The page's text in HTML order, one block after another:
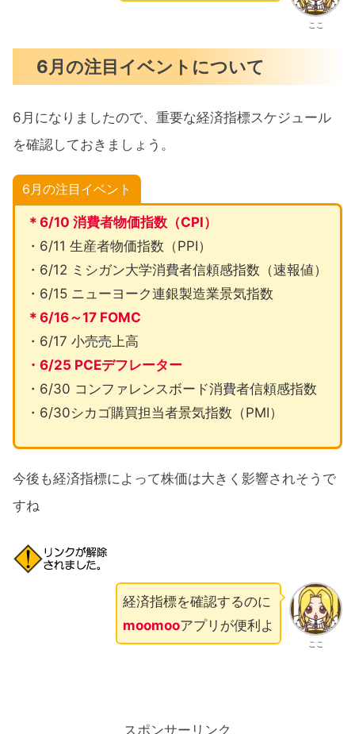
ここ
6月の注目イベントについて
6月になりましたので、重要な経済指標スケジュール
を確認しておきましょう。
6月の注目イベント
＊6/10 消費者物価指数（CPI）
・6/11 生産者物価指数（PPI）
・6/12 ミシガン大学消費者信頼感指数（速報値）
・6/15 ニューヨーク連銀製造業景気指数
＊6/16～17 FOMC
・6/17 小売売上高
・6/25 PCEデフレーター
・6/30 コンファレンスボード消費者信頼感指数
・6/30シカゴ購買担当者景気指数（PMI）
今後も経済指標によって株価は大きく影響されそうで
すね
ここ
経済指標を確認するのに
moomooアプリが便利よ
スポンサーリンク